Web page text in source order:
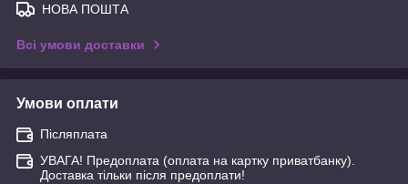
НОВА ПОШТА
Всі умови доставки
Умови оплати
Післяплата
УВАГА! Предоплата (оплата на картку приватбанку).
Доставка тільки після предоплати!